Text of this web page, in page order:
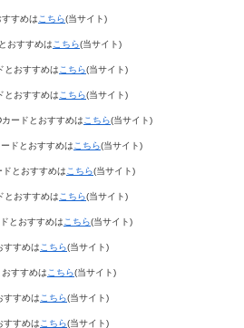
すめはこちら(当サイト)
おすすめはこちら(当サイト)
とおすすめはこちら(当サイト)
とおすすめはこちら(当サイト)
ードとおすすめはこちら(当サイト)
ドとおすすめはこちら(当サイト)
とおすすめはこちら(当サイト)
とおすすめはこちら(当サイト)
とおすすめはこちら(当サイト)
すすめはこちら(当サイト)
すすめはこちら(当サイト)
すすめはこちら(当サイト)
すすめはこちら(当サイト)